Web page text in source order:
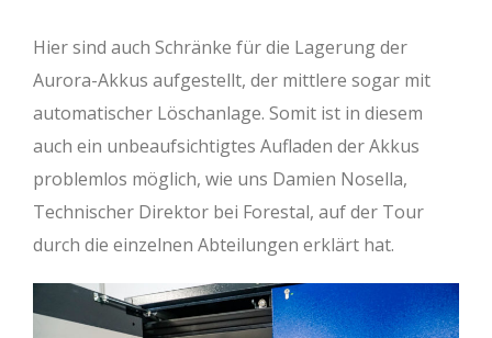
Hier sind auch Schränke für die Lagerung der
Aurora-Akkus aufgestellt, der mittlere sogar mit
automatischer Löschanlage. Somit ist in diesem
auch ein unbeaufsichtigtes Aufladen der Akkus
problemlos möglich, wie uns Damien Nosella,
Technischer Direktor bei Forestal, auf der Tour
durch die einzelnen Abteilungen erklärt hat.